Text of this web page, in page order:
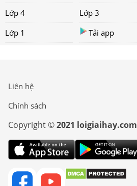
Lớp 4
Lớp 3
Lớp 1
Tải app
Liên hệ
Chính sách
Copyright ©2021 loigiaihay.com